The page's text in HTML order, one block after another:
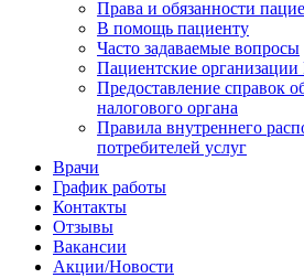
Права и обязанности
В помощь пациенту
Часто задаваемые вопросы
Пациентские
Предоставление справок
налогового органа
Правила внутреннего
потребителей услуг
Врачи
График работы
Контакты
Отзывы
Вакансии
Акции/Новости